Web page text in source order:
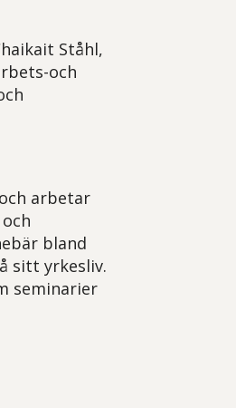
Ståhl,
och
arbetar
bland
sitt yrkesliv.
seminarier